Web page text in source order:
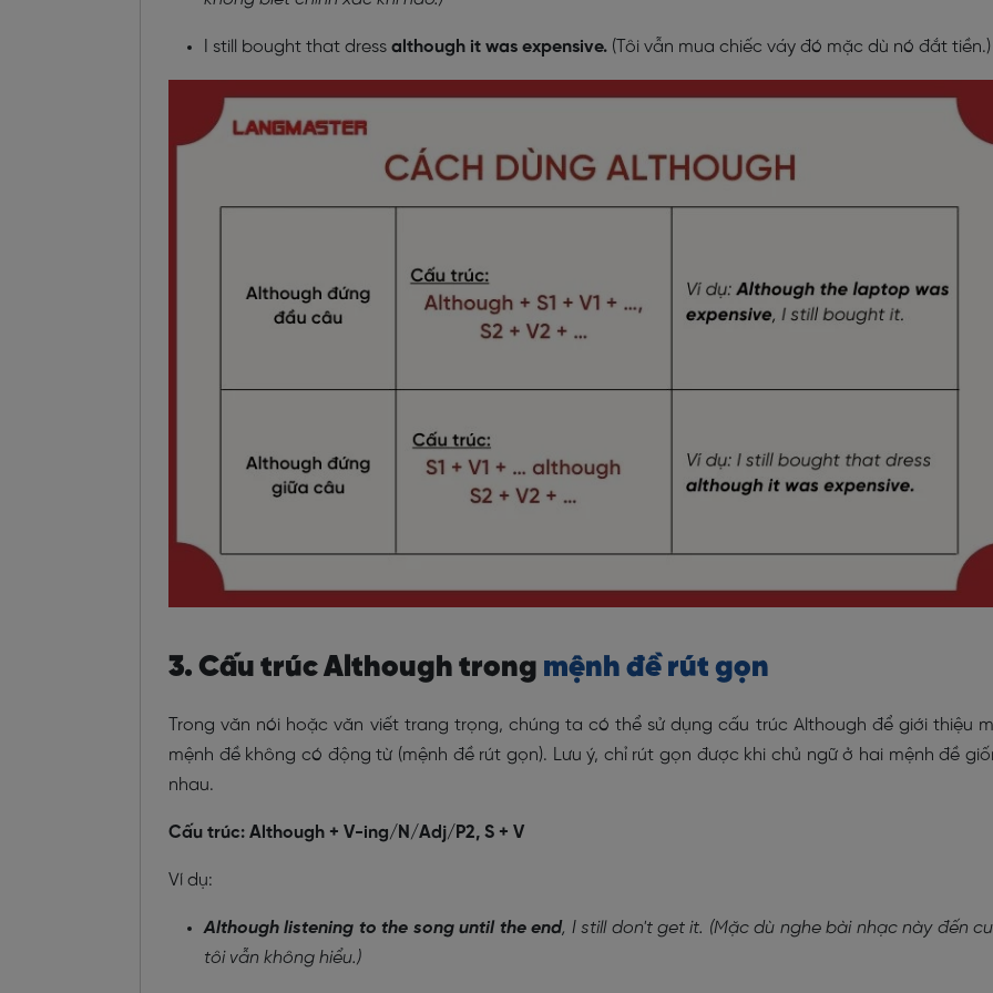
I still bought that dress although it was expensive. (Tôi vẫn mua chiếc váy đó mặc dù nó đắt tiền.)
3. Cấu trúc Although trong mệnh đề rút gọn
Trong văn nói hoặc văn viết trang trọng, chúng ta có thể sử dụng cấu trúc Although để giới thiệu
mệnh đề không có động từ (mệnh đề rút gọn). Lưu ý, chỉ rút gọn được khi chủ ngữ ở hai mệnh đề
nhau.
Cấu trúc: Although + V-ing/N/Adj/P2, S + V
Ví dụ:
Although listening to the song until the end, I still don't get it. (Mặc dù nghe bài nhạc này đến
tôi vẫn không hiểu.)